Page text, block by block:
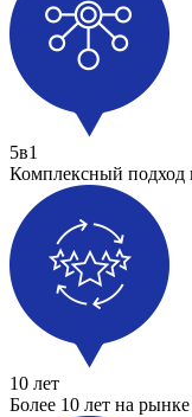
5в1
Комплексный подход
10 лет
Более 10 лет на